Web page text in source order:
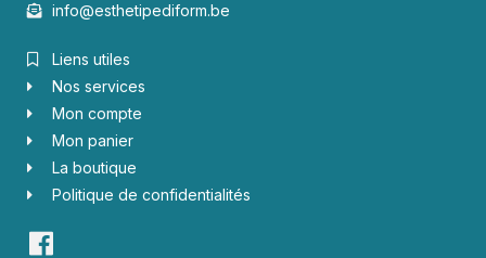
info@esthetipediform.be
Liens utiles
Nos services
Mon compte
Mon panier
La boutique
Politique de confidentialités